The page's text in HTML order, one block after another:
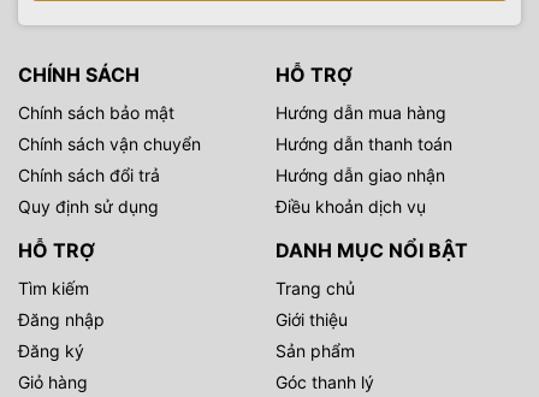
CHÍNH SÁCH
Chính sách bảo mật
Chính sách vận chuyển
Chính sách đổi trả
Quy định sử dụng
HỖ TRỢ
Hướng dẫn mua hàng
Hướng dẫn thanh toán
Hướng dẫn giao nhận
Điều khoản dịch vụ
HỖ TRỢ
Tìm kiếm
Đăng nhập
Đăng ký
Giỏ hàng
DANH MỤC NỔI BẬT
Trang chủ
Giới thiệu
Sản phẩm
Góc thanh lý